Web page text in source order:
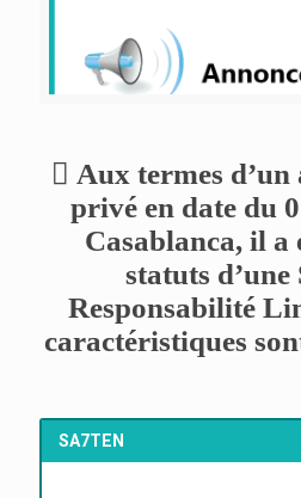
 Aux termes d’un
privé en date du
Casablanca, il a
statuts d’une
Responsabilité
caractéristiques
SA7TEN